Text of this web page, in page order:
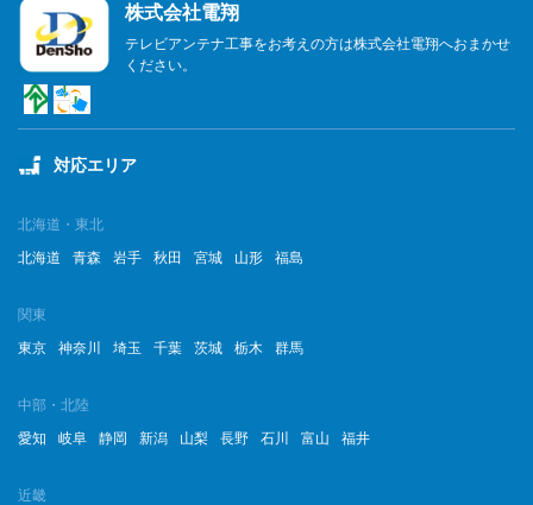
株式会社電翔
テレビアンテナ工事をお考えの方は株式会社電翔へおまかせ
ください。
対応エリア
北海道・東北
北海道
青森 岩手 秋田 宮城 山形 福島
関東
東京
神奈川 埼玉 千葉 茨城 栃木 群馬
中部・北陸
愛知
岐阜 静岡 新潟 山梨 長野 石川 富山 福井
近畿